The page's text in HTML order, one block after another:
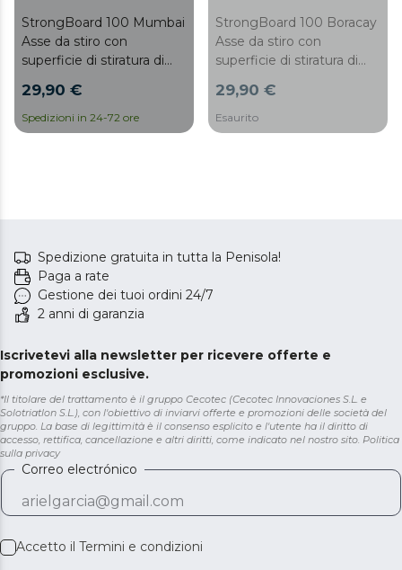
StrongBoard 100 Mumbai
Asse da stiro con
superficie di stiratura di
29,90 €
Spedizioni in 24-72 ore
StrongBoard 100 Boracay
Asse da stiro con
superficie di stiratura di
29,90 €
Esaurito
Spedizione gratuita in tutta la Penisola!
Paga a rate
Gestione dei tuoi ordini 24/7
2 anni di garanzia
Iscrivetevi alla newsletter per ricevere offerte e
promozioni esclusive.
*Il titolare del trattamento è il gruppo Cecotec (Cecotec Innovaciones S.L. e
Solotriatlon S.L.), con l'obiettivo di inviarvi offerte e promozioni delle società del
gruppo. La base di legittimità è il consenso esplicito e l'utente ha il diritto di
accesso, rettifica, cancellazione e altri diritti, come indicato nel nostro sito. Politica
sulla privacy
Correo electrónico
Accetto il Termini e condizioni